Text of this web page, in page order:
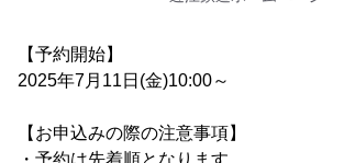
【予約開始】
2025年7月11日(金)10:00～
【お申込みの際の注意事項】
・予約は先着順となります。